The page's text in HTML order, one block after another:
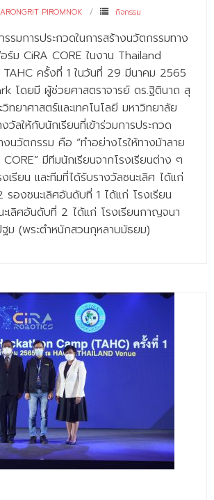
PIROMNOK กิจกรรม
รมการประกวดในการสร้างนวัตกรรมทาง
ม CiRA CORE ในงาน Thailand
ครั้งที่ 1 ในวันที่ 29 มีนาคม 2565
โดยมี ผู้ช่วยศาสตราจารย์ ดร.ฐิตินาถ สุ
ยาศาสตร์และเทคโนโลยี มหาวิทยาลัย
ลให้กับนักเรียนที่เข้าร่วมการประกวด
งนวัตกรรม คือ “ทำอย่างไรให้ทางม้าลาย
มีทีมนักเรียนจากโรงเรียนต่าง ๆ
เรียน และทีมที่ได้รับรางวัลชนะเลิศ ได้แก่
รองชนะเลิศอันดับที่ 1 ได้แก่ โรงเรียน
ะเลิศอันดับที่ 2 ได้แก่ โรงเรียนกาญจนา
ม (พระตำหนักสวนกุหลาบมัธยม)